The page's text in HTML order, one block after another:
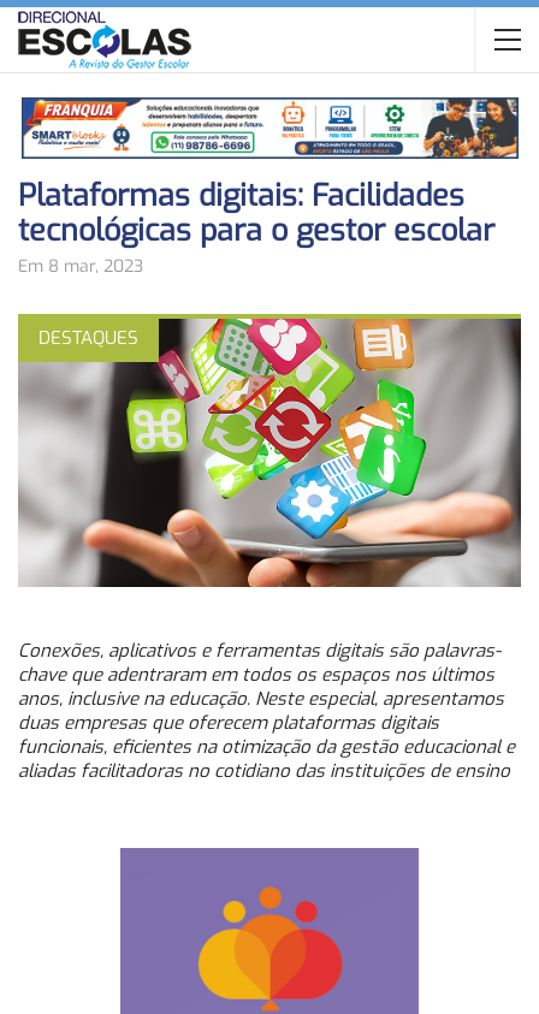
Plataformas digitais: Facilidades
tecnológicas para o gestor escolar
Em 8 mar, 2023
DESTAQUES
Conexões, aplicativos e ferramentas digitais são palavras-
chave que adentraram em todos os espaços nos últimos
anos, inclusive na educação. Neste especial, apresentamos
duas empresas que oferecem plataformas digitais
funcionais, eficientes na otimização da gestão educacional e
aliadas facilitadoras no cotidiano das instituições de ensino